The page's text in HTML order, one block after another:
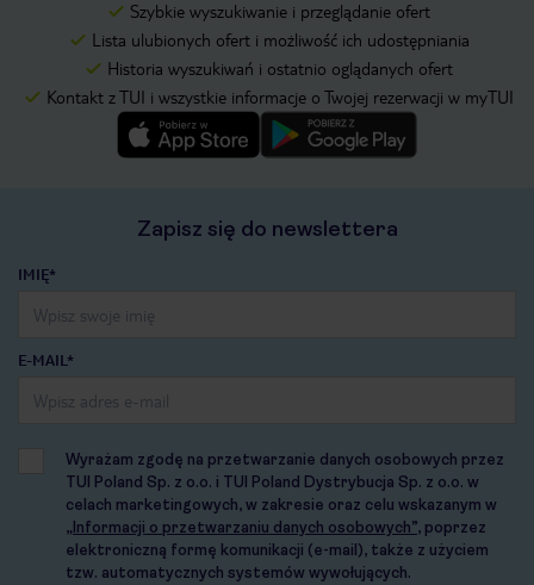
Szybkie wyszukiwanie i przeglądanie ofert
Lista ulubionych ofert i możliwość ich udostępniania
Historia wyszukiwań i ostatnio oglądanych ofert
Kontakt z TUI i wszystkie informacje o Twojej rezerwacji w myTUI
Zapisz się do newslettera
IMIĘ*
E-MAIL*
Wyrażam zgodę na przetwarzanie danych osobowych przez
TUI Poland Sp. z o.o. i TUI Poland Dystrybucja Sp. z o.o. w
celach marketingowych, w zakresie oraz celu wskazanym w
„Informacji o przetwarzaniu danych osobowych”, poprzez
elektroniczną formę komunikacji (e-mail), także z użyciem
tzw. automatycznych systemów wywołujących.